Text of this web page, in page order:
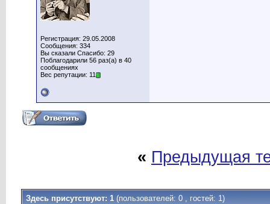
Регистрация: 29.05.2008
Сообщения: 334
Вы сказали Спасибо: 29
Поблагодарили 56 раз(а) в 40
сообщениях
Вес репутации: 11
« Предыдущая
Здесь присутствуют: 1 (пользователей: 0 , гостей: 1)